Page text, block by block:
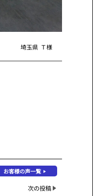
埼玉県 Ｔ様
お客様の声一覧
次の投稿